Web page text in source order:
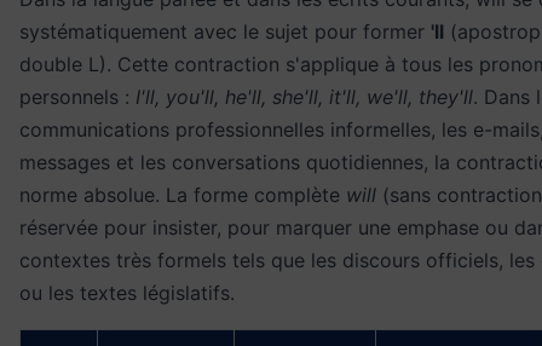
systématiquement avec le sujet pour former 'll
double L). Cette contraction s'applique à tous les
personnels : I'll, you'll, he'll, she'll, it'll, we'll, they'll. Dans
communications professionnelles informelles, les e-
messages et les conversations quotidiennes, la
norme absolue. La forme complète will (sans
réservée pour insister, pour marquer une emphase ou
contextes très formels tels que les discours officiels,
ou les textes législatifs.